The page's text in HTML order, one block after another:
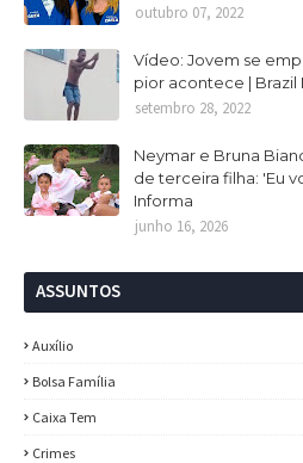
outubro 07, 2022
Vídeo: Jovem se
pior acontece | Brazil
setembro 28, 2022
Neymar e Bruna
de terceira filha: 'Eu
Informa
junho 16, 2026
ASSUNTOS
Auxílio
Bolsa Família
Caixa Tem
Crimes